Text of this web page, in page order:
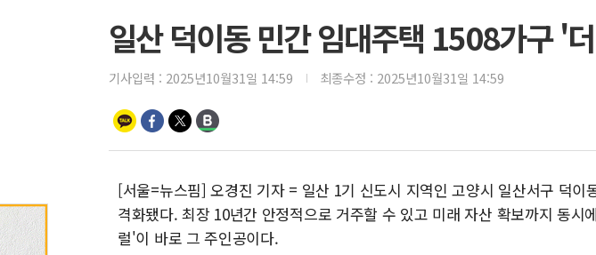
뉴욕
보훈
특정
李 "해
트럼프,
[사진]
일산 덕이동 민간 임대주택 1508가구 '
기사입력 : 2025년10월31일 14:59 최종수정 : 2025년10월31일 14:59
[서울=뉴스핌] 오경진 기자 = 일산 1기 신도시 지역인 고양시 일산서구 덕이
격화됐다. 최장 10년간 안정적으로 거주할 수 있고 미래 자산 확보까지 동시
럴'이 바로 그 주인공이다.